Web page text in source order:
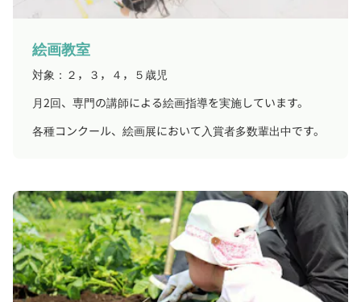
絵画教室
対象：２，３，４，５歳児
月2回、専門の講師による絵画指導を実施しています。
各種コンクール、絵画展において入賞者多数輩出中です。